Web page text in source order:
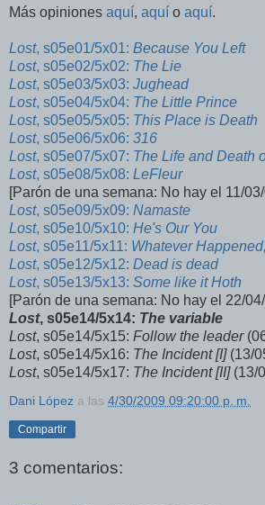
Más opiniones aquí, aquí o aquí.
Lost, s05e01/5x01: Because You Left
Lost, s05e02/5x02: The Lie
Lost, s05e03/5x03: Jughead
Lost, s05e04/5x04: The Little Prince
Lost, s05e05/5x05: This Place is Death
Lost, s05e06/5x06: 316
Lost, s05e07/5x07: The Life and Death
Lost, s05e08/5x08: LeFleur
[Parón de una semana: No hay el 11/
Lost, s05e09/5x09: Namaste
Lost, s05e10/5x10: He's Our You
Lost, s05e11/5x11: Whatever
Lost, s05e12/5x12: Dead is dead
Lost, s05e13/5x13: Some like it Hoth
[Parón de una semana: No hay el 22/
Lost, s05e14/5x14: The variable
Lost, s05e14/5x15: Follow the leader
Lost, s05e14/5x16: The Incident[I] (13/
Lost, s05e14/5x17: The Incident[II] (13/
Dani López a las 4/30/2009 09:20:00 p. m.
Compartir
3 comentarios: